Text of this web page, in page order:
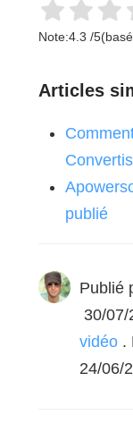
Note:4.3 /5
Articles
publié
Publié
30/07/
vidéo .
24/06/